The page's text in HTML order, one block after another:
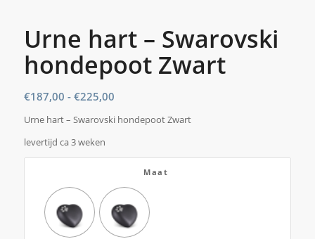
Urne hart – Swarovski
hondepoot Zwart
€187,00 - €225,00Prijsklasse:
€187,00
Urne hart – Swarovski hondepoot Zwart
levertijd ca 3 weken
Maat